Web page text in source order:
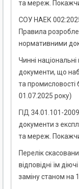
та мереж.
СОУ НАЕК
Правила
нормативними
Чинні
документи, що
та промисловості
01.07.2025 року)
ГІД 34.01.101-
документи з
та мереж.
Перелік
відповідні їм
заміну станом на